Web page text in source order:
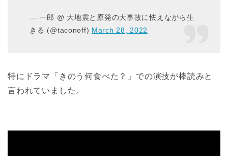
— 一郎 @ 大地震と原発の大事故に怯えながら生
きる (@taconoff) March 28, 2022
特にドラマ「きのう何食べた？」での演技が棒読みと
言われていました。